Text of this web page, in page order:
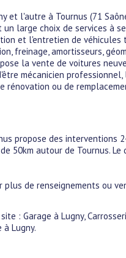
et l'autre à Tournus (71
large choix de services à
et l'entretien de véhicules
freinage, amortisseurs,
la vente de voitures
mécanicien
rénovation ou de
propose des interventions
50km autour de Tournus.
de renseignements ou
: Garage à Lugny,
Lugny.